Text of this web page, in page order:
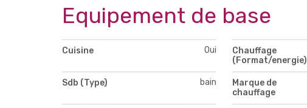
Equipement de base
Cuisine Oui
Chauffage
(Format/energie)
Sdb (Type) bain
Marque de
chauffage